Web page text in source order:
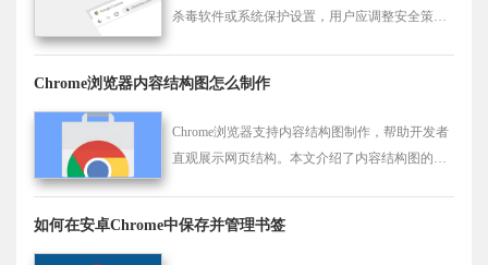
杀毒软件或系统保护设置，用户应调整安全策略
Chrome浏览器内容结构图怎么制作
Chrome浏览器支持内容结构图制作，帮助开发者
直观展示网页结构。本文介绍了内容结构图的制
如何在安卓Chrome中保存并管理书签